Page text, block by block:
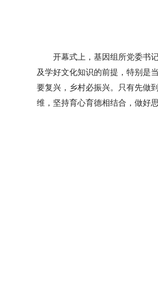
开幕式上，基因组所党委书
及学好文化知识的前提，特别是
要复兴，乡村必振兴。只有先做
维，坚持育心育德相结合，做好